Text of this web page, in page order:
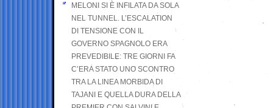
MELONI SI È INFILATA DA SOLA
NEL TUNNEL. L’ESCALATION
DI TENSIONE CON IL
GOVERNO SPAGNOLO ERA
PREVEDIBILE: TRE GIORNI FA
C’ERA STATO UNO SCONTRO
TRA LA LINEA MORBIDA DI
TAJANI E QUELLA DURA DELLA